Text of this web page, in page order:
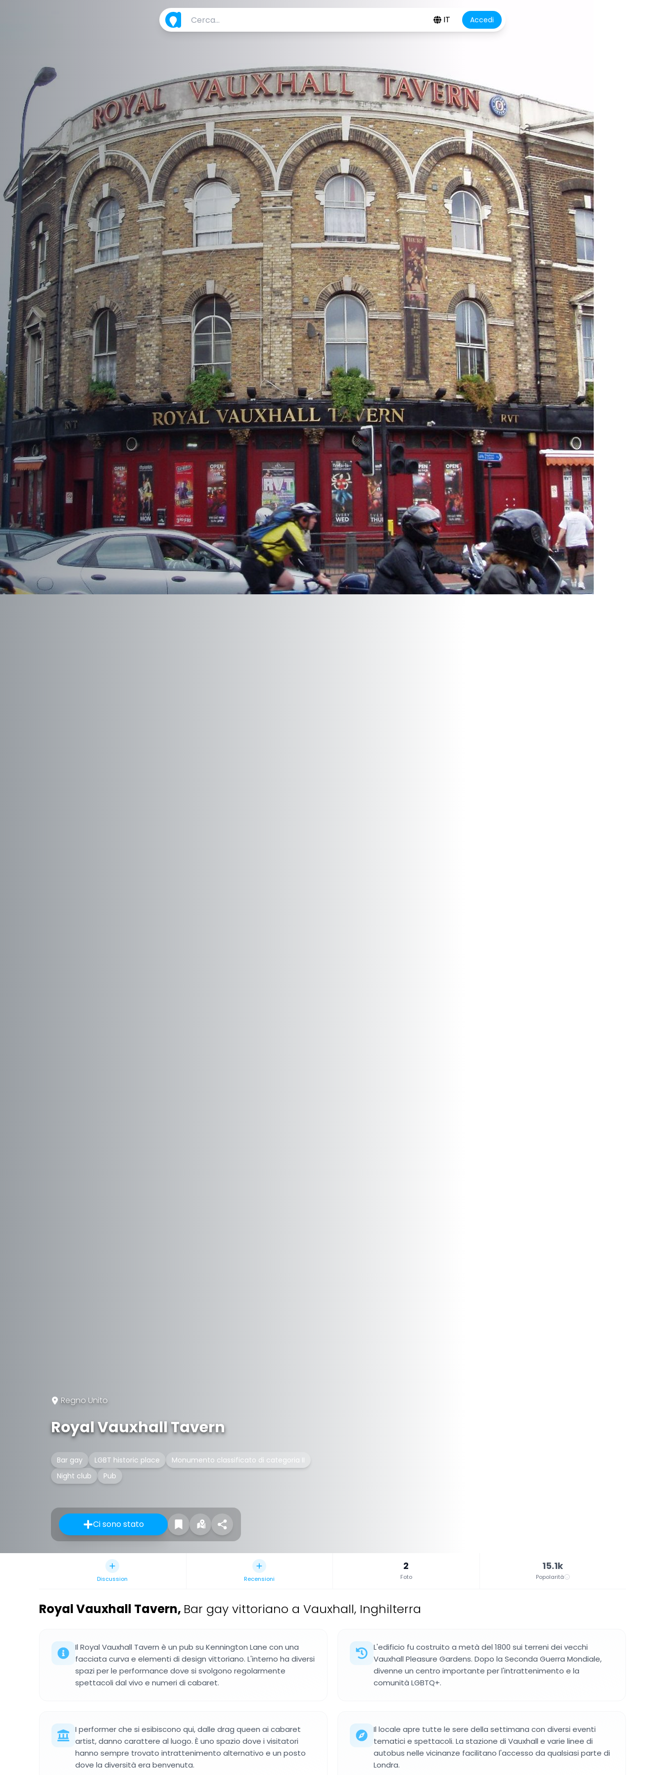
IT Accedi
Regno Unito
Royal Vauxhall Tavern
Bar gay LGBT historic place
Monumento classificato di categoria II
Night club
Pub
Ci sono stato
Discussion Recensioni
2
Foto
15.1k
Popolarità
Royal Vauxhall Tavern, Bar gay vittoriano a Vauxhall, Inghilterra
Il Royal Vauxhall Tavern è un pub su Kennington Lane con una
facciata curva e elementi di design vittoriano. L'interno ha diversi
spazi per le performance dove si svolgono regolarmente
spettacoli dal vivo e numeri di cabaret.
L'edificio fu costruito a metà del 1800 sui terreni dei vecchi
Vauxhall Pleasure Gardens. Dopo la Seconda Guerra Mondiale,
divenne un centro importante per l'intrattenimento e la
comunità LGBTQ+.
I performer che si esibiscono qui, dalle drag queen ai cabaret
artist, danno carattere al luogo. È uno spazio dove i visitatori
hanno sempre trovato intrattenimento alternativo e un posto
dove la diversità era benvenuta.
Il locale apre tutte le sere della settimana con diversi eventi
tematici e spettacoli. La stazione di Vauxhall e varie linee di
autobus nelle vicinanze facilitano l'accesso da qualsiasi parte di
Londra.